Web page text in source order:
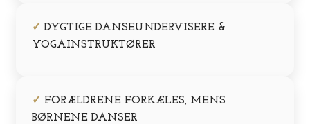
✓ DYGTIGE DANSEUNDERVISERE &
YOGAINSTRUKTØRER
✓ FORÆLDRENE FORKÆLES, MENS
BØRNENE DANSER